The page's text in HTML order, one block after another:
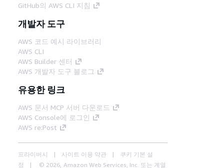
GitHub의 AWS CLI 지침
개발자 도구
AWS 코드 예시 라이브러리
AWS CLI
AWS Builder 센터
AWS 개발자 도구 블로그
유용한 링크
AWS 문서 MCP 서버 다운로드
AWS Console에 로그인
AWS re:Post
프라이버시 사이트 이용 약관
쿠키 기본 설
정
© 2026, Amazon Web Services, Inc. 또는 계열